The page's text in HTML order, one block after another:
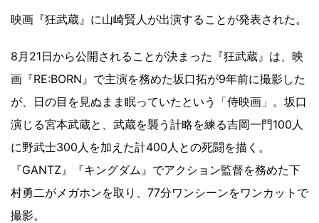
映画『狂武蔵』に山崎賢人が出演することが発表された。
8月21日から公開されることが決まった『狂武蔵』は、映
画『RE:BORN』で主演を務めた坂口拓が9年前に撮影した
が、日の目を見ぬまま眠っていたという「侍映画」。坂口
演じる宮本武蔵と、武蔵を襲う計略を練る吉岡一門100人
に野武士300人を加えた計400人との死闘を描く。
『GANTZ』『キングダム』でアクション監督を務めた下
村勇二がメガホンを取り、77分ワンシーンをワンカットで
撮影。